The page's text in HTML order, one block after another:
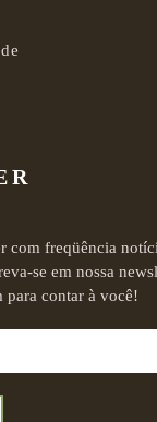
com freqüência
se em nossa
para contar à você!